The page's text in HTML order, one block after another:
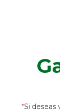
*Si deseas